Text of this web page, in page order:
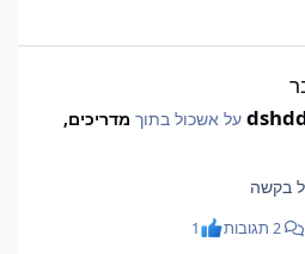
על אשכול בתוך מדריכים,
בקשה
1